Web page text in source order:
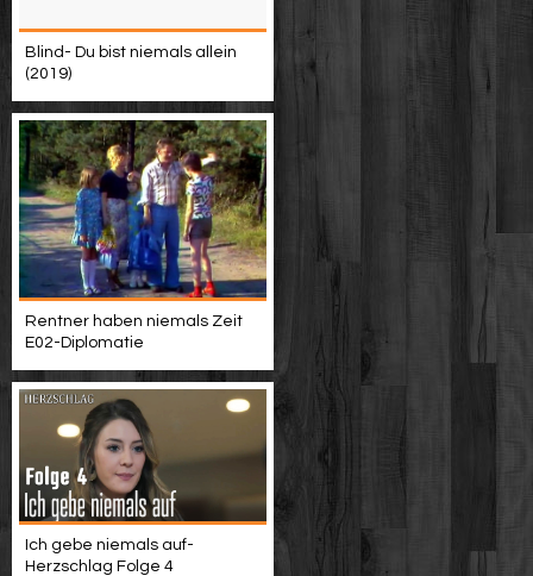
Blind- Du bist niemals allein
(2019)
Rentner haben niemals Zeit
E02-Diplomatie
Ich gebe niemals auf-
Herzschlag Folge 4